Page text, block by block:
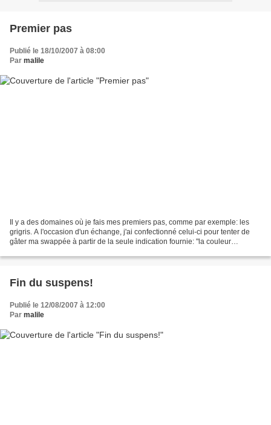
Premier pas
Publié le 18/10/2007 à 08:00
Par malile
Il y a des domaines où je fais mes premiers pas, comme par exemple: les
grigris. A l'occasion d'un échange, j'ai confectionné celui-ci pour tenter de
gâter ma swappée à partir de la seule indication fournie: "la couleur
Fin du suspens!
Publié le 12/08/2007 à 12:00
Par malile